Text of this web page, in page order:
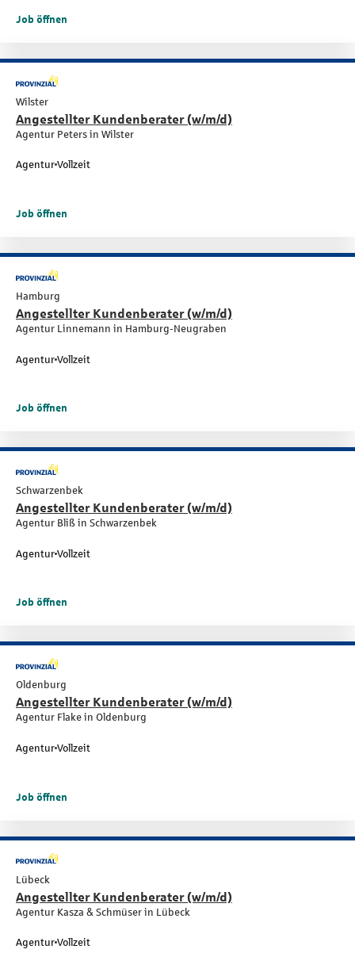
Job öffnen
Wilster
Angestellter Kundenberater (w/m/d)
Agentur Peters in Wilster
Agentur Vollzeit
Job öffnen
Hamburg
Angestellter Kundenberater (w/m/d)
Agentur Linnemann in Hamburg-Neugraben
Agentur Vollzeit
Job öffnen
Schwarzenbek
Angestellter Kundenberater (w/m/d)
Agentur Bliß in Schwarzenbek
Agentur Vollzeit
Job öffnen
Oldenburg
Angestellter Kundenberater (w/m/d)
Agentur Flake in Oldenburg
Agentur Vollzeit
Job öffnen
Lübeck
Angestellter Kundenberater (w/m/d)
Agentur Kasza & Schmüser in Lübeck
Agentur Vollzeit